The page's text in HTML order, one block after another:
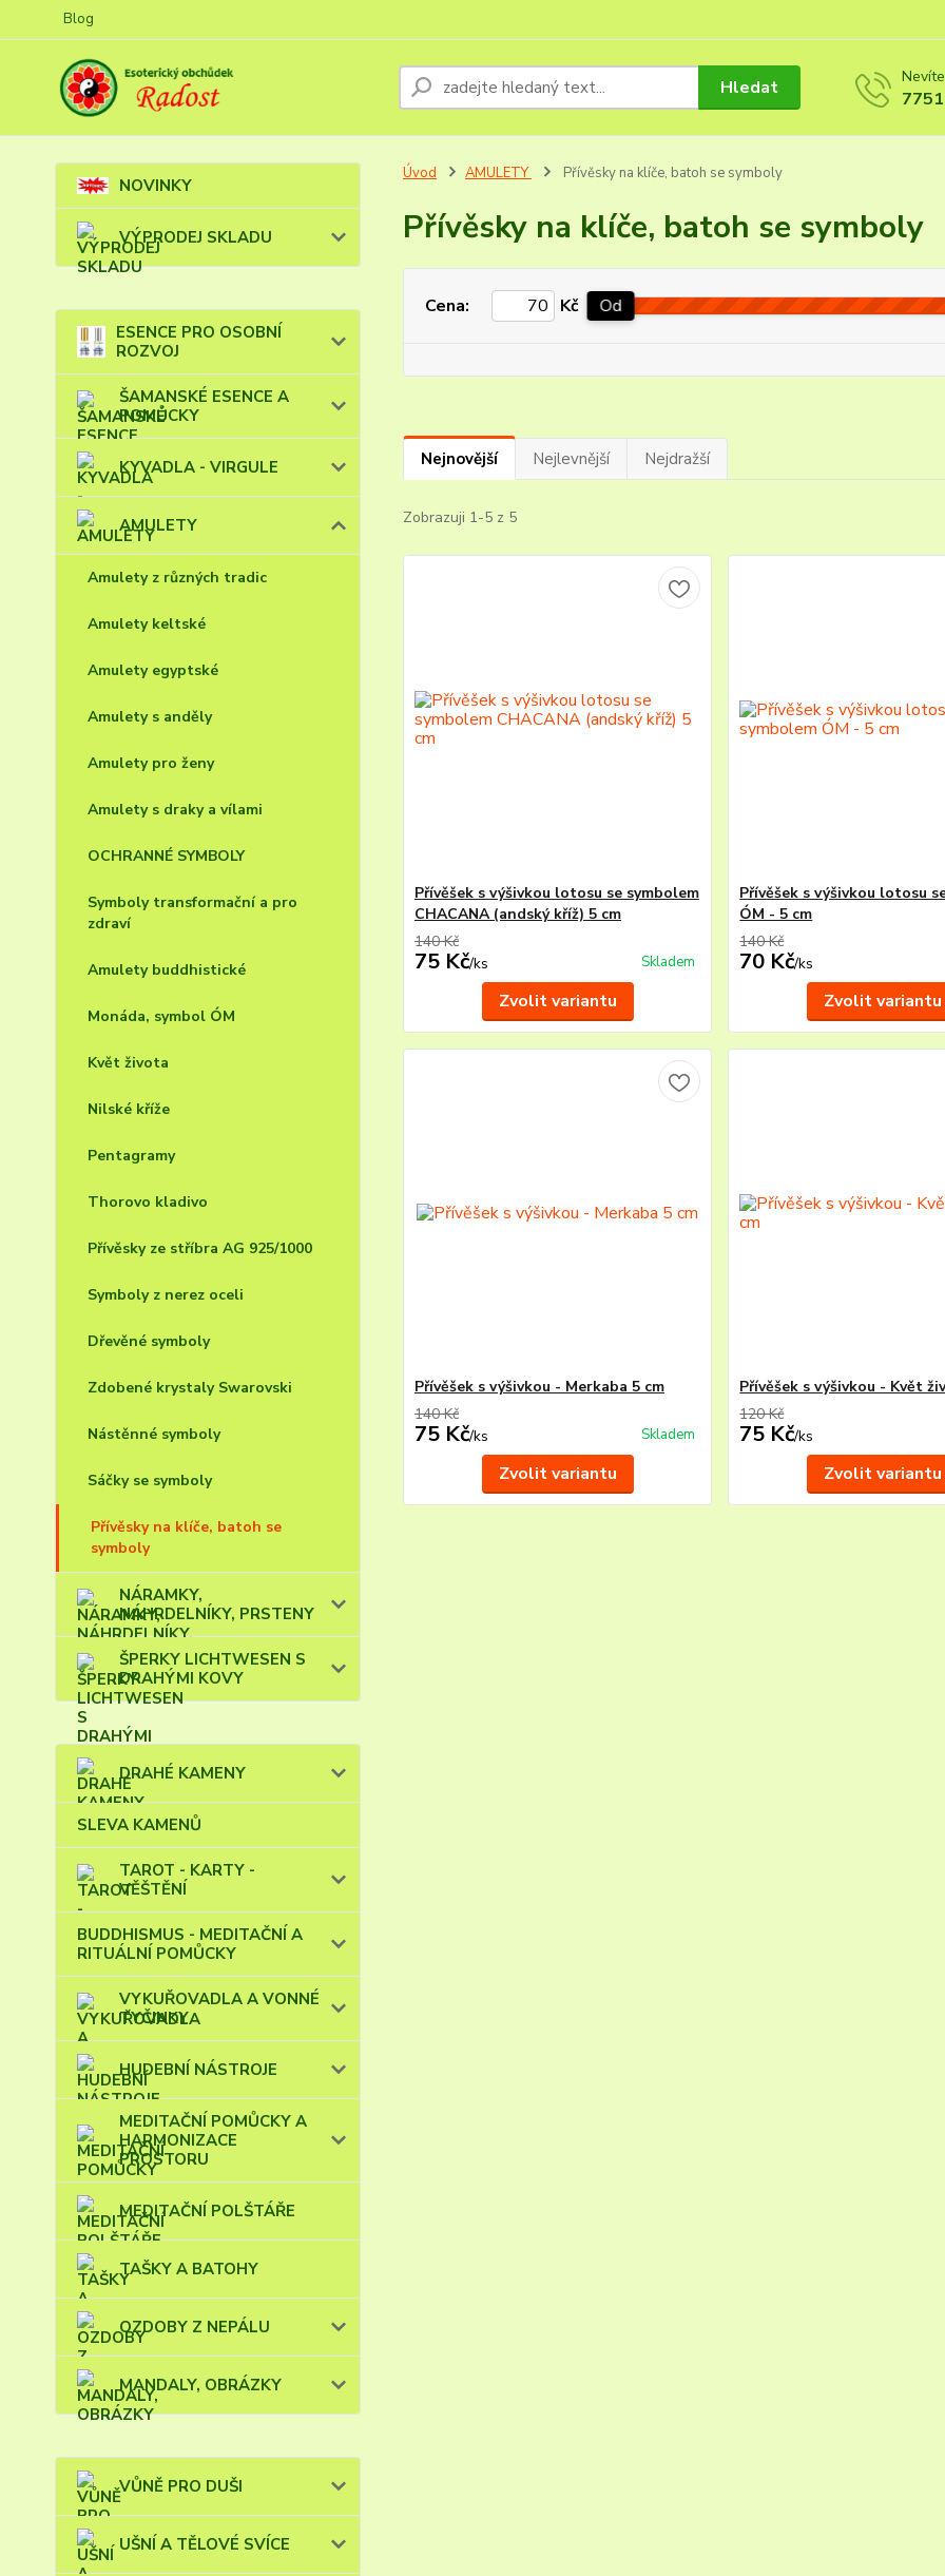
Blog
Hledat
NOVINKY
VÝPRODEJ SKLADU
ESENCE PRO OSOBNÍ
ROZVOJ
ŠAMANSKÉ ESENCE A
POMŮCKY
KYVADLA - VIRGULE
AMULETY
Amulety z různých tradic
Amulety keltské
Amulety egyptské
Amulety s anděly
Amulety pro ženy
Amulety s draky a vílami
OCHRANNÉ SYMBOLY
Symboly transformační a pro
zdraví
Amulety buddhistické
Monáda, symbol ÓM
Květ života
Nilské kříže
Pentagramy
Thorovo kladivo
Přívěsky ze stříbra AG 925/1000
Symboly z nerez oceli
Dřevěné symboly
Zdobené krystaly Swarovski
Nástěnné symboly
Sáčky se symboly
Přívěsky na klíče, batoh se
symboly
NÁRAMKY,
NÁHRDELNÍKY, PRSTENY
ŠPERKY LICHTWESEN S
DRAHÝMI KOVY
DRAHÉ KAMENY
SLEVA KAMENŮ
TAROT - KARTY -
VĚŠTĚNÍ
BUDDHISMUS - MEDITAČNÍ A
RITUÁLNÍ POMŮCKY
VYKUŘOVADLA A VONNÉ
TYČINKY
HUDEBNÍ NÁSTROJE
MEDITAČNÍ POMŮCKY A
HARMONIZACE
PROSTORU
MEDITAČNÍ POLŠTÁŘE
TAŠKY A BATOHY
OZDOBY Z NEPÁLU
MANDALY, OBRÁZKY
VŮNĚ PRO DUŠI
UŠNÍ A TĚLOVÉ SVÍCE
Úvod AMULETY Přívěsky na klíče, batoh se symboly
Přívěsky na klíče, batoh se symboly
Cena: Kč Od
Nejnovější Nejlevnější Nejdražší
Zobrazuji 1-5 z 5
Přívěšek s výšivkou lotosu se symbolem
CHACANA (andský kříž) 5 cm
140 Kč
75 Kč/ks Skladem
Zvolit variantu
Přívěšek s výšivkou lotosu
ÓM - 5 cm
140 Kč
70 Kč/ks
Zvolit variantu
Přívěšek s výšivkou - Merkaba 5 cm
140 Kč
75 Kč/ks Skladem
Zvolit variantu
Přívěšek s výšivkou - Květ
120 Kč
75 Kč/ks
Zvolit variantu